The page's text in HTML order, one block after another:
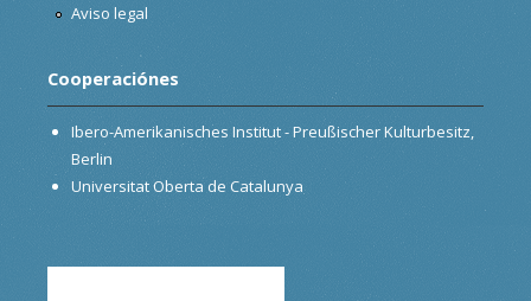
Aviso legal
Cooperaciónes
Ibero-Amerikanisches Institut - Preußischer Kulturbesitz,
Berlin
Universitat Oberta de Catalunya